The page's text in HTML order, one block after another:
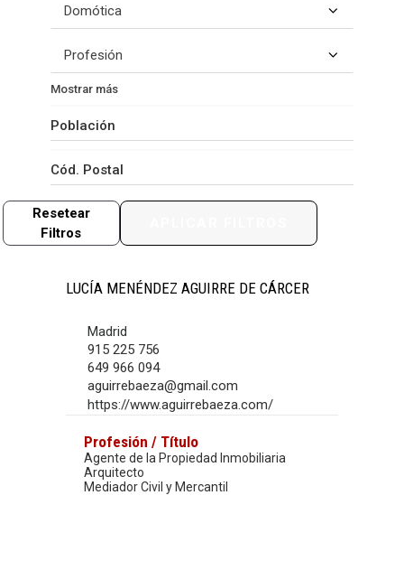
Mostrar más
Resetear
Filtros
LUCÍA MENÉNDEZ AGUIRRE DE CÁRCER
Madrid
915 225 756
649 966 094
aguirrebaeza@gmail.com
https://www.aguirrebaeza.com/
Profesión / Título
Agente de la Propiedad Inmobiliaria
Arquitecto
Mediador Civil y Mercantil